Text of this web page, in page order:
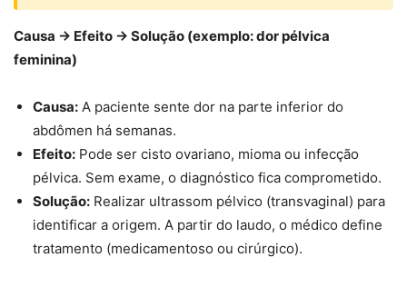
Causa → Efeito → Solução (exemplo: dor pélvica
feminina)
Causa: A paciente sente dor na parte inferior do
abdômen há semanas.
Efeito: Pode ser cisto ovariano, mioma ou infecção
pélvica. Sem exame, o diagnóstico fica comprometido.
Solução: Realizar ultrassom pélvico (transvaginal) para
identificar a origem. A partir do laudo, o médico define
tratamento (medicamentoso ou cirúrgico).